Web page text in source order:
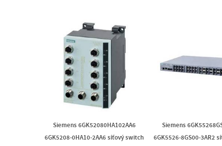
Siemens 6GK52080HA102AA6
6GK5208-0HA10-2AA6 síťový switch
Siemens
6GK5526-8GS00-3AR2